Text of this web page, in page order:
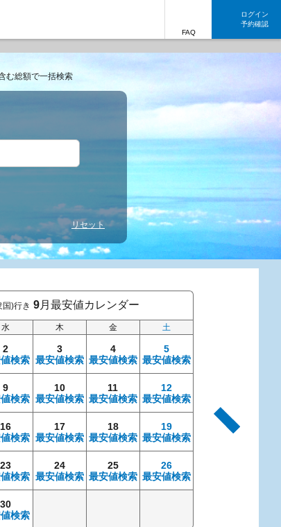
FAQ
ログイン
予約確認
む総額で一括検索
リセット
)行き 9月最安値カレンダー
水 木 金 土
2
検索
3
最安値検索
4
最安値検索
5
最安値検索
9
検索
10
最安値検索
11
最安値検索
12
最安値検索
16
検索
17
最安値検索
18
最安値検索
19
最安値検索
23
検索
24
最安値検索
25
最安値検索
26
最安値検索
30
検索
11
最安値検索